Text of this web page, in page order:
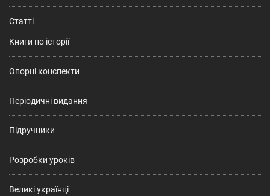
Статті
Книги по історії
Опорні конспекти
Періодичні видання
Підручники
Розробки уроків
Великі українці